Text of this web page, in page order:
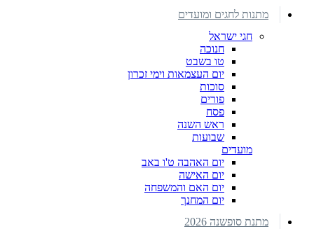
מתנות לחגים ומועדים
חגי ישראל
חנוכה
טו בשבט
יום העצמאות וימי זכרון
סוכות
פורים
פסח
ראש השנה
שבועות
מועדים
יום האהבה ט'ו באב
יום האישה
יום האם והמשפחה
יום המחנך
מתנת סופשנה 2026